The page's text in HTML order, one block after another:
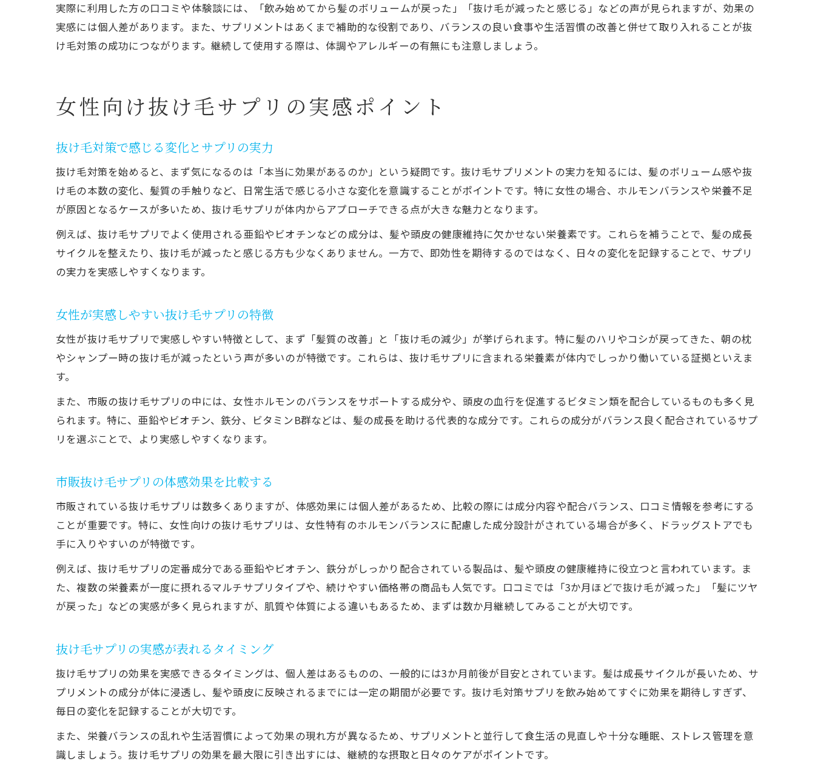
実際に利用した方の口コミや体験談には、「飲み始めてから髪のボリュームが戻った」「抜け毛が減ったと感じる」などの声が見られますが、効果の
実感には個人差があります。また、サプリメントはあくまで補助的な役割であり、バランスの良い食事や生活習慣の改善と併せて取り入れることが抜
け毛対策の成功につながります。継続して使用する際は、体調やアレルギーの有無にも注意しましょう。
女性向け抜け毛サプリの実感ポイント
抜け毛対策で感じる変化とサプリの実力
抜け毛対策を始めると、まず気になるのは「本当に効果があるのか」という疑問です。抜け毛サプリメントの実力を知るには、髪のボリューム感や抜
け毛の本数の変化、髪質の手触りなど、日常生活で感じる小さな変化を意識することがポイントです。特に女性の場合、ホルモンバランスや栄養不足
が原因となるケースが多いため、抜け毛サプリが体内からアプローチできる点が大きな魅力となります。
例えば、抜け毛サプリでよく使用される亜鉛やビオチンなどの成分は、髪や頭皮の健康維持に欠かせない栄養素です。これらを補うことで、髪の成長
サイクルを整えたり、抜け毛が減ったと感じる方も少なくありません。一方で、即効性を期待するのではなく、日々の変化を記録することで、サプリ
の実力を実感しやすくなります。
女性が実感しやすい抜け毛サプリの特徴
女性が抜け毛サプリで実感しやすい特徴として、まず「髪質の改善」と「抜け毛の減少」が挙げられます。特に髪のハリやコシが戻ってきた、朝の枕
やシャンプー時の抜け毛が減ったという声が多いのが特徴です。これらは、抜け毛サプリに含まれる栄養素が体内でしっかり働いている証拠といえま
す。
また、市販の抜け毛サプリの中には、女性ホルモンのバランスをサポートする成分や、頭皮の血行を促進するビタミン類を配合しているものも多く見
られます。特に、亜鉛やビオチン、鉄分、ビタミンB群などは、髪の成長を助ける代表的な成分です。これらの成分がバランス良く配合されているサプ
リを選ぶことで、より実感しやすくなります。
市販抜け毛サプリの体感効果を比較する
市販されている抜け毛サプリは数多くありますが、体感効果には個人差があるため、比較の際には成分内容や配合バランス、口コミ情報を参考にする
ことが重要です。特に、女性向けの抜け毛サプリは、女性特有のホルモンバランスに配慮した成分設計がされている場合が多く、ドラッグストアでも
手に入りやすいのが特徴です。
例えば、抜け毛サプリの定番成分である亜鉛やビオチン、鉄分がしっかり配合されている製品は、髪や頭皮の健康維持に役立つと言われています。ま
た、複数の栄養素が一度に摂れるマルチサプリタイプや、続けやすい価格帯の商品も人気です。口コミでは「3か月ほどで抜け毛が減った」「髪にツヤ
が戻った」などの実感が多く見られますが、肌質や体質による違いもあるため、まずは数か月継続してみることが大切です。
抜け毛サプリの実感が表れるタイミング
抜け毛サプリの効果を実感できるタイミングは、個人差はあるものの、一般的には3か月前後が目安とされています。髪は成長サイクルが長いため、サ
プリメントの成分が体に浸透し、髪や頭皮に反映されるまでには一定の期間が必要です。抜け毛対策サプリを飲み始めてすぐに効果を期待しすぎず、
毎日の変化を記録することが大切です。
また、栄養バランスの乱れや生活習慣によって効果の現れ方が異なるため、サプリメントと並行して食生活の見直しや十分な睡眠、ストレス管理を意
識しましょう。抜け毛サプリの効果を最大限に引き出すには、継続的な摂取と日々のケアがポイントです。